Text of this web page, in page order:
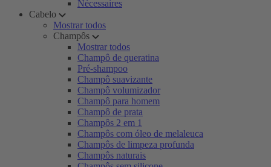
Nécessaires
Cabelo
Mostrar todos
Champôs
Mostrar todos
Champô de queratina
Pré-shampoo
Champô suavizante
Champô volumizador
Champô para homem
Champô de prata
Champôs 2 em 1
Champôs com óleo de melaleuca
Champôs de limpeza profunda
Champôs naturais